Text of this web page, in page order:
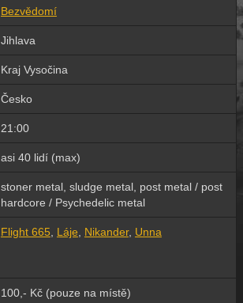
Bezvědomí
Jihlava
Kraj Vysočina
Česko
21:00
asi 40 lidí (max)
stoner metal, sludge metal, post metal / post
hardcore / Psychedelic metal
Flight 665 Láje Nikander, Unna
100,- Kč (pouze na místě)